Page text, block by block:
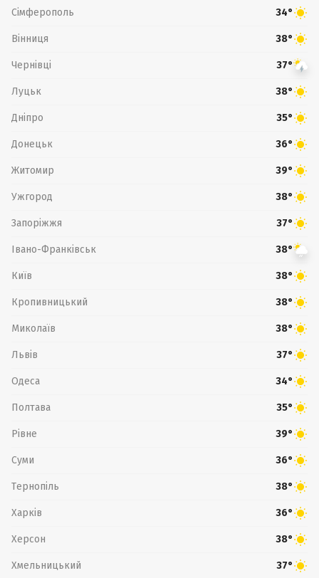
Сімферополь 34°
Вінниця 38°
Чернівці 37°
Луцьк 38°
Дніпро 35°
Донецьк 36°
Житомир 39°
Ужгород 38°
Запоріжжя 37°
Івано-Франківськ 38°
Київ 38°
Кропивницький 38°
Миколаїв 38°
Львів 37°
Одеса 34°
Полтава 35°
Рівне 39°
Суми 36°
Тернопіль 38°
Харків 36°
Херсон 38°
Хмельницький 37°